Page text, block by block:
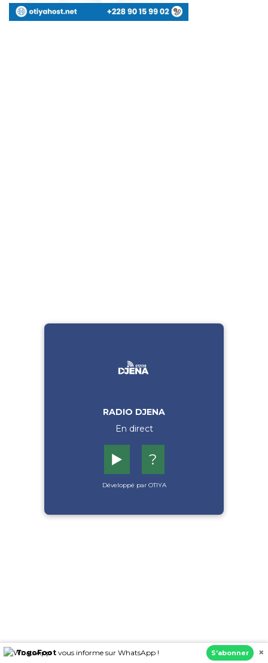
RADIO DJENA
En direct
▶️ ?
Développé par OTIYA
TogoFoot vous informe sur WhatsApp ! S’abonner ×